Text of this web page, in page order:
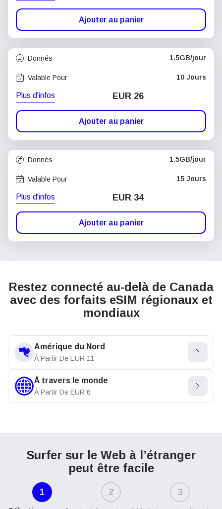
Ajouter au panier
Donnés 1.5GB/jour
Valable Pour 10 Jours
Plus d'infos EUR 26
Ajouter au panier
Donnés 1.5GB/jour
Valable Pour 15 Jours
Plus d'infos EUR 34
Ajouter au panier
Restez connecté au-delà de Canada
avec des forfaits eSIM régionaux et
mondiaux
Amérique du Nord
À Partir De EUR 11
À travers le monde
À Partir De EUR 6
Surfer sur le Web à l’étranger
peut être facile
1 2 3